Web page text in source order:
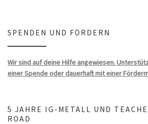
SPENDEN UND FÖRDERN
Wir sind auf deine Hilfe angewiesen.
einer Spende oder dauerhaft mit einer
5 JAHRE IG-METALL UND
ROAD